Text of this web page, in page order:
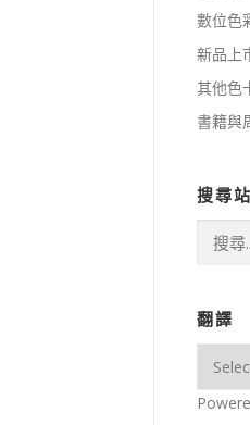
數位色
新品上
其他色
書籍與
搜尋
鍵
字:
翻譯